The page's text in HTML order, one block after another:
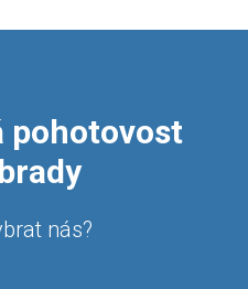
pohotovost
nás?